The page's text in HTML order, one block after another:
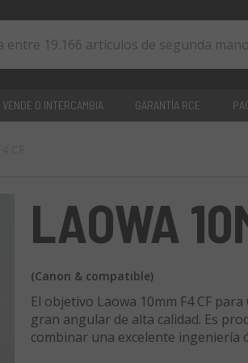
VENDE O INTERCAMBIA GARANTÍA RCE
LAOWA
(Canon & compatible)
El objetivo Laowa 10mm F4 CF
gran angular de alta calidad. Es
combinar una excelente ingeniería